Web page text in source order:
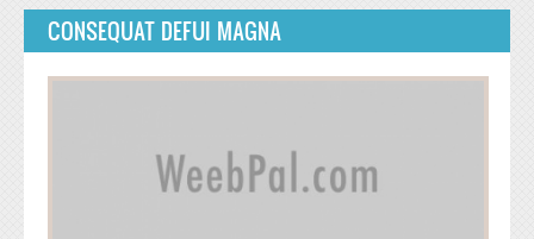
Historique
Organisation Générale
RECHERCHE
CONSEQUAT DEFUI MAGNA